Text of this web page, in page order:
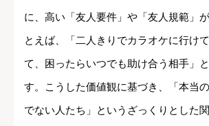
に、高い「友人要件」や「友人規範」
とえば、「二人きりでカラオケに行け
て、困ったらいつでも助け合う相手」
す。こうした価値観に基づき、「本当
でない人たち」というざっくりとした